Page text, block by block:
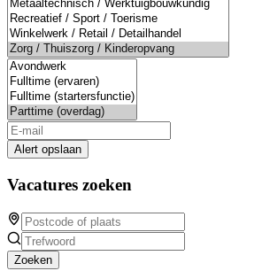
Alert opslaan
Vacatures zoeken
Zoeken